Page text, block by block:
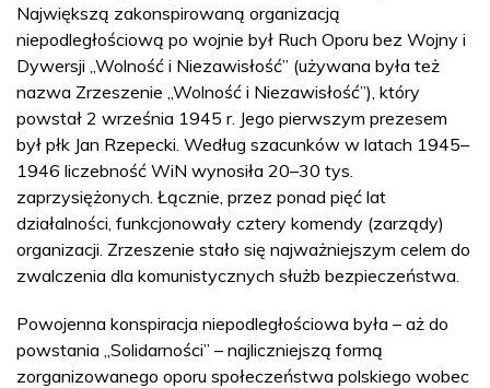
Największą zakonspirowaną organizacją
niepodległościową po wojnie był Ruch Oporu bez Wojny i
Dywersji „Wolność i Niezawisłość” (używana była też
nazwa Zrzeszenie „Wolność i Niezawisłość”), który
powstał 2 września 1945 r. Jego pierwszym prezesem
był płk Jan Rzepecki. Według szacunków w latach 1945–
1946 liczebność WiN wynosiła 20–30 tys.
zaprzysiężonych. Łącznie, przez ponad pięć lat
działalności, funkcjonowały cztery komendy (zarządy)
organizacji. Zrzeszenie stało się najważniejszym celem do
zwalczenia dla komunistycznych służb bezpieczeństwa.
Powojenna konspiracja niepodległościowa była – aż do
powstania „Solidarności” – najliczniejszą formą
zorganizowanego oporu społeczeństwa polskiego wobec